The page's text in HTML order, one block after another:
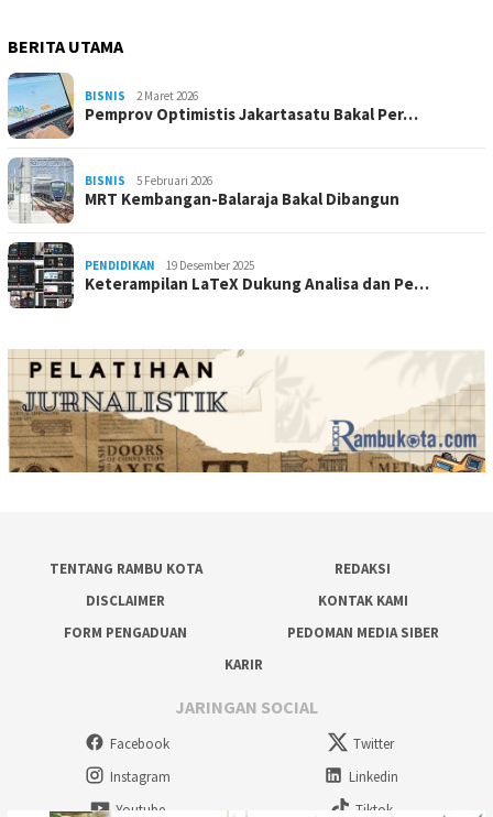
BERITA UTAMA
BISNIS 2 Maret 2026
Pemprov Optimistis Jakartasatu Bakal Per…
BISNIS 5 Februari 2026
MRT Kembangan-Balaraja Bakal Dibangun
PENDIDIKAN 19 Desember 2025
Keterampilan LaTeX Dukung Analisa dan Pe…
TENTANG RAMBU KOTA
REDAKSI
DISCLAIMER
KONTAK KAMI
FORM PENGADUAN
PEDOMAN MEDIA SIBER
KARIR
JARINGAN SOCIAL
Facebook
Twitter
Instagram
Linkedin
Youtube
Tiktok